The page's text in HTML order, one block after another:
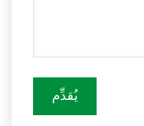
يُقدِّم